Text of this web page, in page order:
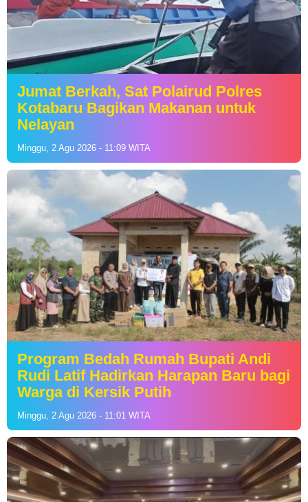
Jumat Berkah, Sat Polairud Polres
Kotabaru Bagikan Makanan untuk
Nelayan
Minggu, 2 Agu 2026 - 11:09 WITA
Program Bedah Rumah Bupati Andi
Rudi Latif Hadirkan Harapan Baru bagi
Warga di Kersik Putih
Minggu, 2 Agu 2026 - 11:01 WITA